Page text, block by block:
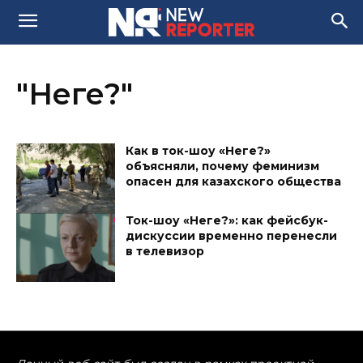
"Неге?"
Как в ток-шоу «Неге?»
объясняли, почему феминизм
опасен для казахского общества
Ток-шоу «Неге?»: как фейсбук-
дискуссии временно перенесли
в телевизор